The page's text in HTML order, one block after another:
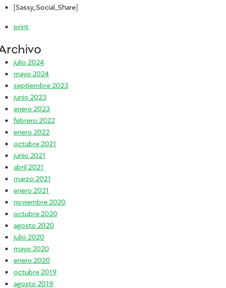
[Sassy_Social_Share]
print
julio 2024
mayo 2024
septiembre 2023
junio 2023
enero 2023
febrero 2022
enero 2022
octubre 2021
junio 2021
abril 2021
marzo 2021
enero 2021
noviembre 2020
octubre 2020
agosto 2020
julio 2020
mayo 2020
enero 2020
octubre 2019
agosto 2019